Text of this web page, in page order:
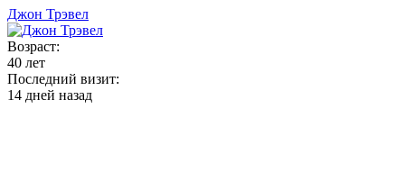
Джон Трэвел
Возраст:
40 лет
Последний визит:
14 дней назад